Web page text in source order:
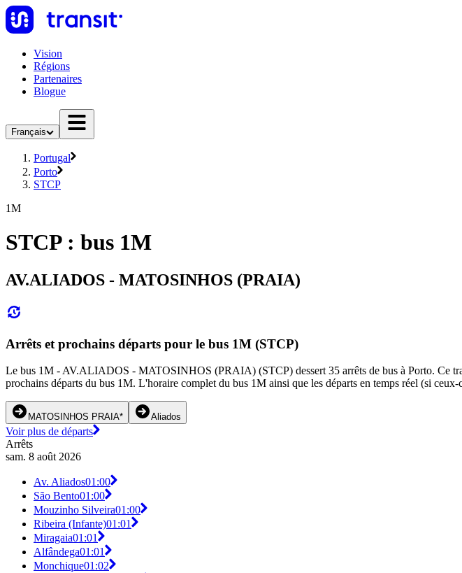
Vision
Régions
Partenaires
Blogue
Français
Portugal
Porto
STCP
1M
STCP : bus 1M
AV.ALIADOS - MATOSINHOS (PRAIA)
Arrêts et prochains départs pour le bus 1M (STCP)
Le bus 1M - AV.ALIADOS - MATOSINHOS (PRAIA) (STCP) dessert 35 arrêts de bus à Porto. Ce
prochains départs du bus 1M. L'horaire complet du bus 1M ainsi que les départs en temps réel (si
MATOSINHOS PRAIA* Aliados
Voir plus de départs
Arrêts
sam. 8 août 2026
Av. Aliados01:00
São Bento01:00
Mouzinho Silveira01:00
Ribeira (Infante)01:01
Miragaia01:01
Alfândega01:01
Monchique01:02